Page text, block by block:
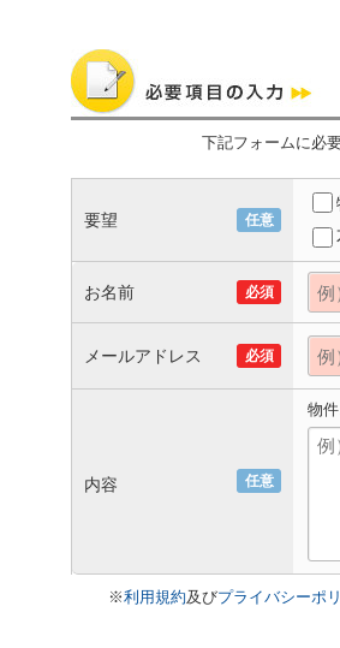
下記フォームに必
要望 任意
お名前 必須
メールアドレス 必須
内容 任意
物
※利用規約及びプライバシーポ